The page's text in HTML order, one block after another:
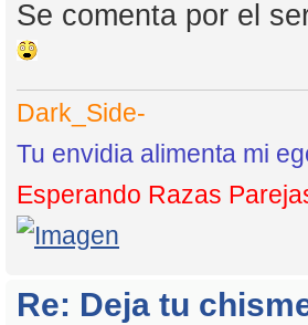
Se comenta por el
Dark_Side-
Tu envidia alimenta mi
Esperando Razas
Re: Deja tu